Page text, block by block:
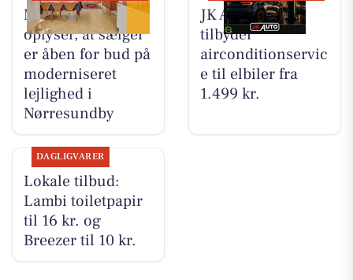
Mæglerhuset
oplyser, at sælger
er åben for bud på
moderniseret
lejlighed i
Nørresundby
JK Auto ApS
tilbyder
airconditionservic
e til elbiler fra
1.499 kr.
DAGLIGVARER
Lokale tilbud:
Lambi toiletpapir
til 16 kr. og
Breezer til 10 kr.